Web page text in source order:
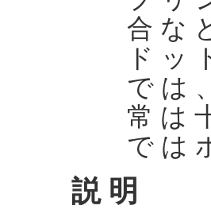
合 な
ド ッ
で は
常 は
で は
説 明